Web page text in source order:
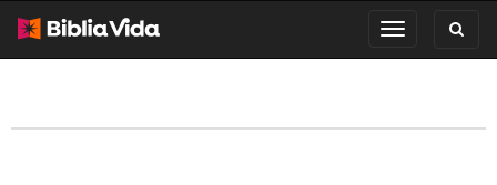
Toggle
navigation